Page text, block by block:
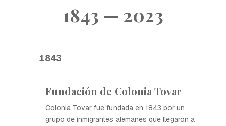
1843 — 2023
1843
Fundación de Colonia Tovar
Colonia Tovar fue fundada en 1843 por un
grupo de inmigrantes alemanes que llegaron a